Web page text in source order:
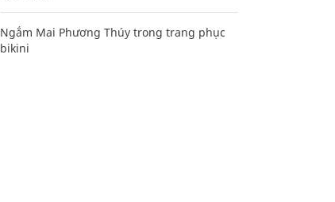
Ngắm Mai Phương Thúy trong trang phục
bikini